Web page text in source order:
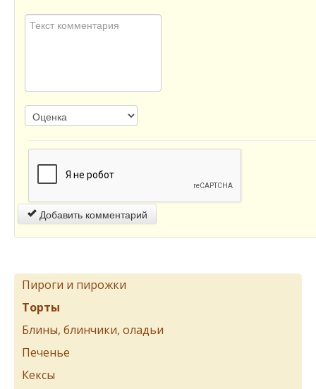
Добавить комментарий
Пироги и пирожки
Торты
Блины, блинчики, оладьи
Печенье
Кексы